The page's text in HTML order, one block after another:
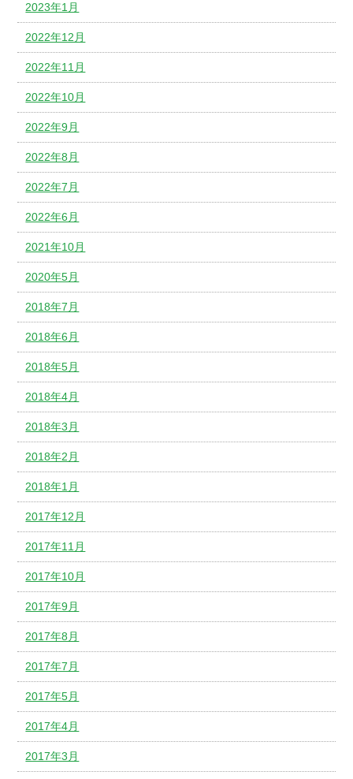
2023年1月
2022年12月
2022年11月
2022年10月
2022年9月
2022年8月
2022年7月
2022年6月
2021年10月
2020年5月
2018年7月
2018年6月
2018年5月
2018年4月
2018年3月
2018年2月
2018年1月
2017年12月
2017年11月
2017年10月
2017年9月
2017年8月
2017年7月
2017年5月
2017年4月
2017年3月